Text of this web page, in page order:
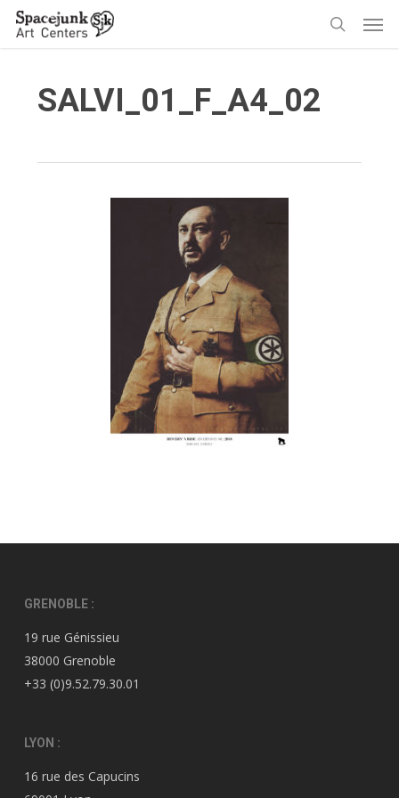
Skip
SALVI_01_F_A4_02
GRENOBLE :
19 rue Génissieu
38000 Grenoble
+33 (0)9.52.79.30.01
LYON :
16 rue des Capucins